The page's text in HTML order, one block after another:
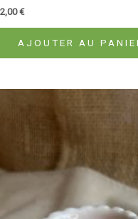
2,00€
AJOUTER AU